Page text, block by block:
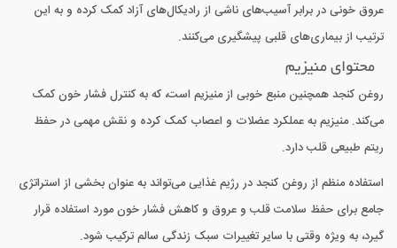
عروق خونی در برابر آسیب‌های ناشی از رادیکال‌های آزاد کمک کرده و به این
ترتیب از بیماری‌های قلبی پیشگیری می‌کنند.
محتوای منیزیم
روغن کنجد همچنین منبع خوبی از منیزیم است، که به کنترل فشار خون کمک
می‌کند. منیزیم به عملکرد عضلات و اعصاب کمک کرده و نقش مهمی در حفظ
ریتم طبیعی قلب دارد.
استفاده منظم از روغن کنجد در رژیم غذایی می‌تواند به عنوان بخشی از استراتژی
جامع برای حفظ سلامت قلب و عروق و کاهش فشار خون مورد استفاده قرار
گیرد، به ویژه وقتی با سایر تغییرات سبک زندگی سالم ترکیب شود.